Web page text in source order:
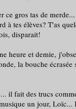
tas de merde...
élèves? T'as
disparait!
et demie,
la bouche
fait des trucs
un jour,